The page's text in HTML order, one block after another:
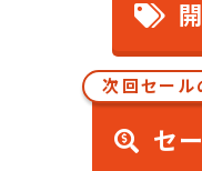
次回セール
セ